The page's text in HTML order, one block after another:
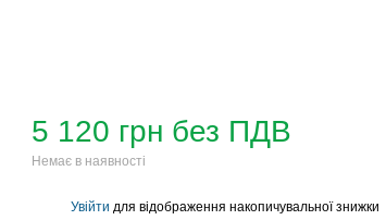
5 120 грн без ПДВ
Немає в наявності
Увійти для відображення накопичувальної знижки